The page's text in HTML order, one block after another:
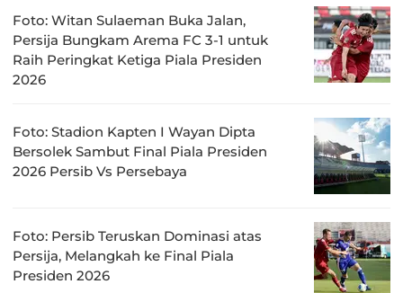
Foto: Witan Sulaeman Buka Jalan,
Persija Bungkam Arema FC 3-1 untuk
Raih Peringkat Ketiga Piala Presiden
2026
Foto: Stadion Kapten I Wayan Dipta
Bersolek Sambut Final Piala Presiden
2026 Persib Vs Persebaya
Foto: Persib Teruskan Dominasi atas
Persija, Melangkah ke Final Piala
Presiden 2026